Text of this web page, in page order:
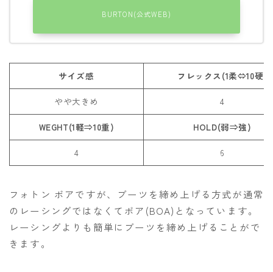
BURTON(公式WEB)
サイズ感 フレックス(1柔⇔10硬)
やや大きめ 4
WEGHT(1軽⇒10重) HOLD(弱⇒強)
4 6
フォトン ボアですが、ブーツを締め上げる方式が通常
のレーシングではなくてボア(BOA)となっています。
レーシングよりも簡単にブーツを締め上げることがで
きます。